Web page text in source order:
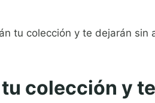
tu colección y te dejarán sin
colección y